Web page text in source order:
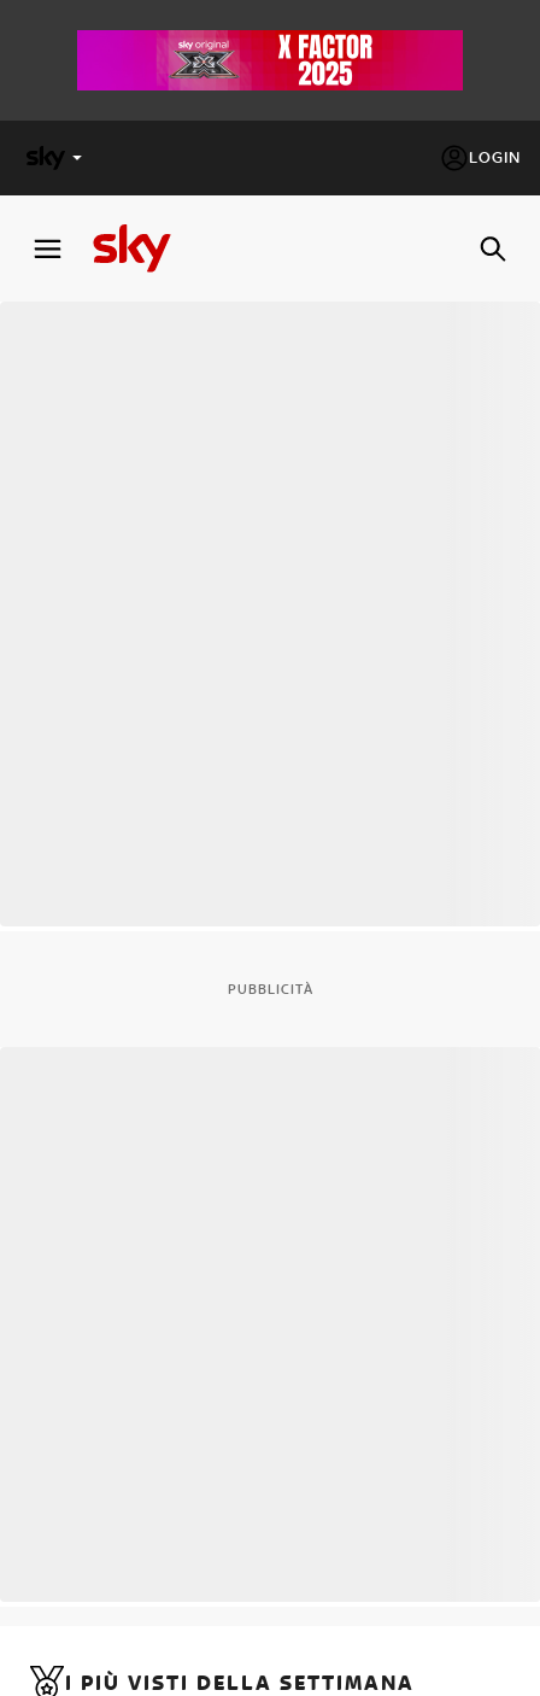
LOGIN
FACTOR
PUBBLICITÀ
I PIÙ VISTI DELLA SETTIMANA